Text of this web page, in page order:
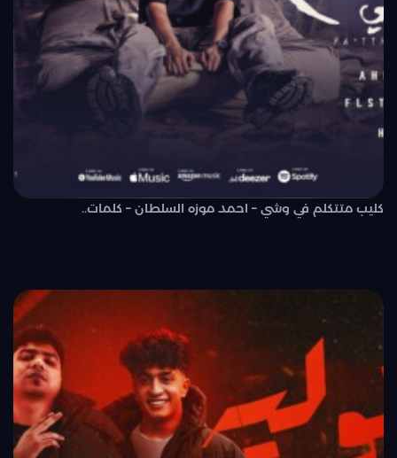
كليب متتكلم في وشي – احمد موزه السلطان – كلمات..